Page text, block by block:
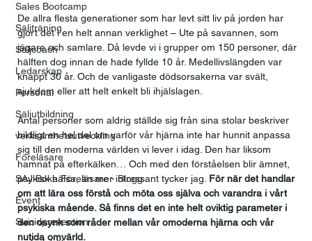
Sales Bootcamp
Säljträning
Säljcoach
Ledarskap
Personal
Säljutbildning
verksamhetsutveckling
Föreläsare
SAJ Boka Föreläsare - Blogg
Event
Suicidprevention
De allra flesta generationer som har levt sitt liv på jorden har
gjort det i en helt annan verklighet – Ute på savannen, som
jägare och samlare. Då levde vi i grupper om 150 personer, där
hälften dog innan de hade fyllde 10 år. Medellivslängden var
knappt 30 år. Och de vanligaste dödsorsakerna var svält,
sjukdom eller att helt enkelt bli ihjälslagen.
Antal personer som aldrig ställde sig från sina stolar beskriver
bildligt en hel del om varför vår hjärna inte har hunnit anpassa
sig till den moderna världen vi lever i idag. Den har liksom
hamnat på efterkälken… Och med den förståelsen blir ämnet,
psykisk hälsa, än mer intressant tycker jag. För när det handlar
om att lära oss förstå och möta oss själva och varandra i vårt
psykiska mående. Så finns det en inte helt oviktig parameter i
den osynk som råder mellan vår omoderna hjärna och vår
nutida omvärld.